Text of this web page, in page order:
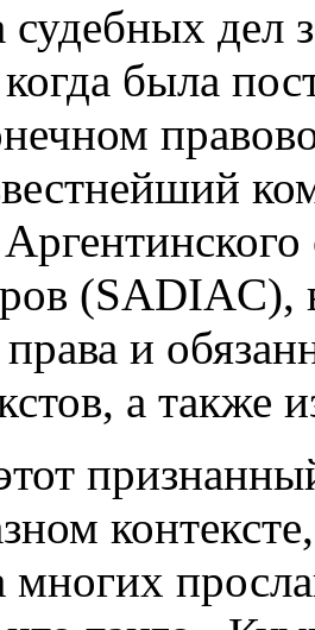
судебных дел
была
(SADIAC),
и
а также
многих